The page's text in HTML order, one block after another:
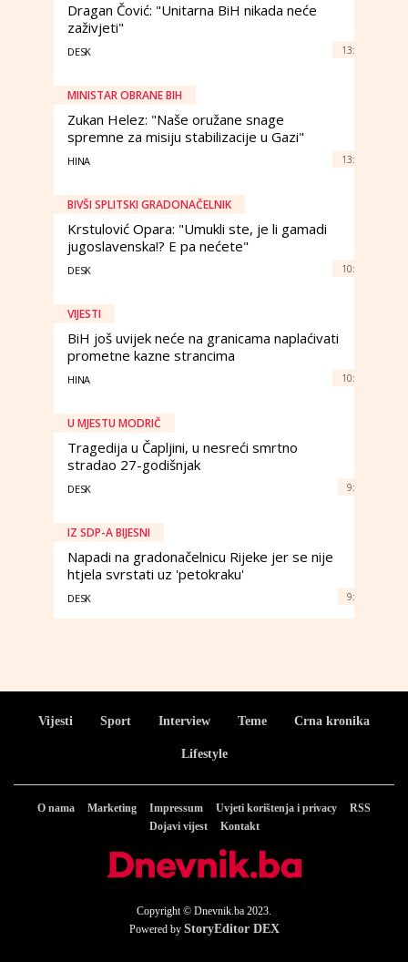
Dragan Čović: "Unitarna BiH nikada neće
zaživjeti"
DESK 13:
MINISTAR OBRANE BIH
Zukan Helez: "Naše oružane snage
spremne za misiju stabilizacije u Gazi"
HINA 13:
BIVŠI SPLITSKI GRADONAČELNIK
Krstulović Opara: "Umukli ste, je li gamadi
jugoslavenska!? E pa nećete"
DESK 10:
VIJESTI
BiH još uvijek neće na granicama naplaćivati
prometne kazne strancima
HINA 10:
U MJESTU MODRIČ
Tragedija u Čapljini, u nesreći smrtno
stradao 27-godišnjak
DESK 9:
IZ SDP-A BIJESNI
Napadi na gradonačelnicu Rijeke jer se nije
htjela svrstati uz 'petokraku'
DESK 9:
Vijesti Sport Interview Teme Crna kronika
Lifestyle
O nama Marketing Impressum Uvjeti korištenja i privacy
RSS
Dojavi vijest
Kontakt
Copyright © Dnevnik.ba 2023.
Powered by StoryEditor DEX